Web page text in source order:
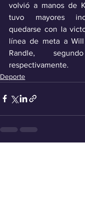
volvió a manos de
tuvo mayores
quedarse con la
línea de meta a
Randle,
respectivamente.
Deporte